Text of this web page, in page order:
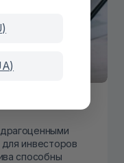
инвесторов
способны